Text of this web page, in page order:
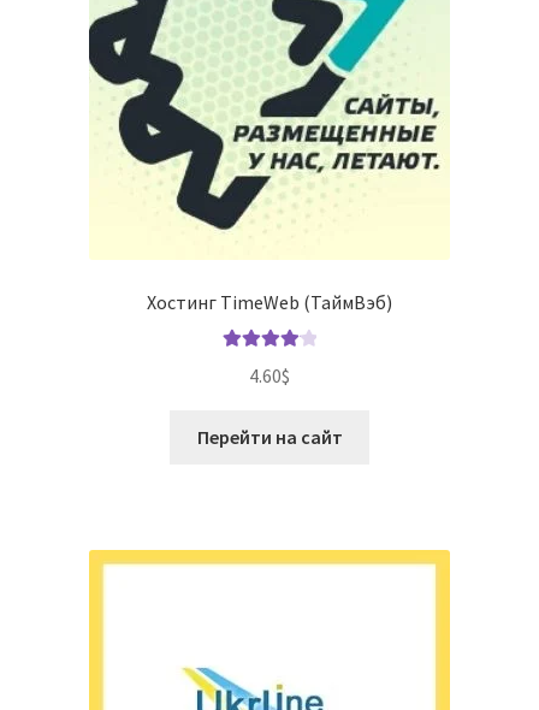
Хостинг TimeWeb (ТаймВэб)
из 5
4.60$
Перейти на сайт